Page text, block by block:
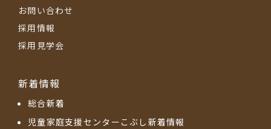
お問い合わせ
採用情報
採用見学会
新着情報
総合新着
児童家庭支援センターこぶし新着情報